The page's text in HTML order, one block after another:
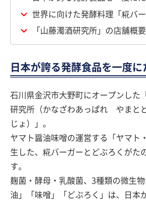
世界に向けた発酵料理「糀バー
「山藤濁酒研究所」の店舗概要
日本が誇る発酵食品を一度に
石川県金沢市大野町にオープンした
研究所（かなざわあっぱれ やまと
じょ）」。
ヤマト醤油味噌の運営する「ヤマト
生した、糀バーガーとどぶろくがた
す。
麹菌・酵母・乳酸菌、3種類の微生
油」「味噌」「どぶろく」は、日本